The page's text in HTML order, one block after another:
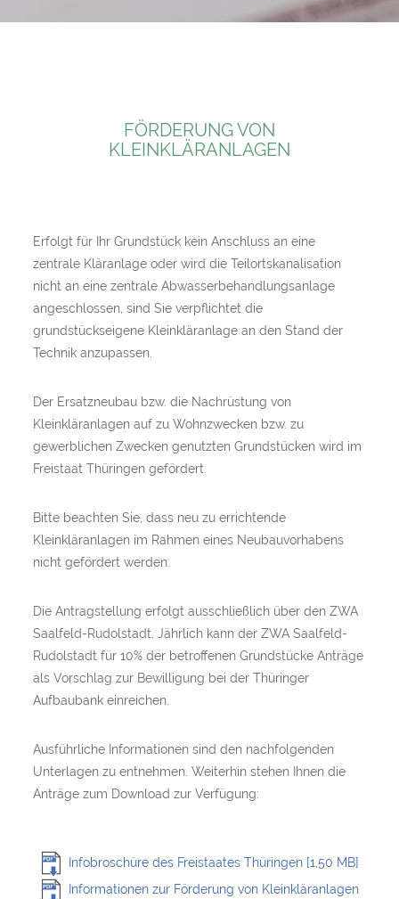
FÖRDERUNG VON
KLEINKLÄRANLAGEN
Erfolgt für Ihr Grundstück kein Anschluss an eine
zentrale Kläranlage oder wird die Teilortskanalisation
nicht an eine zentrale Abwasserbehandlungsanlage
angeschlossen, sind Sie verpflichtet die
grundstückseigene Kleinkläranlage an den Stand der
Technik anzupassen.
Der Ersatzneubau bzw. die Nachrüstung von
Kleinkläranlagen auf zu Wohnzwecken bzw. zu
gewerblichen Zwecken genutzten Grundstücken wird im
Freistaat Thüringen gefördert.
Bitte beachten Sie, dass neu zu errichtende
Kleinkläranlagen im Rahmen eines Neubauvorhabens
nicht gefördert werden.
Die Antragstellung erfolgt ausschließlich über den ZWA
Saalfeld-Rudolstadt. Jährlich kann der ZWA Saalfeld-
Rudolstadt für 10% der betroffenen Grundstücke Anträge
als Vorschlag zur Bewilligung bei der Thüringer
Aufbaubank einreichen.
Ausführliche Informationen sind den nachfolgenden
Unterlagen zu entnehmen. Weiterhin stehen Ihnen die
Anträge zum Download zur Verfügung:
Infobroschüre des Freistaates Thüringen [1,50 MB]
Informationen zur Förderung von Kleinkläranlagen